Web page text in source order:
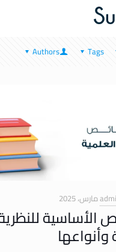
Tags
Authors
الأساسية
وأنواعها